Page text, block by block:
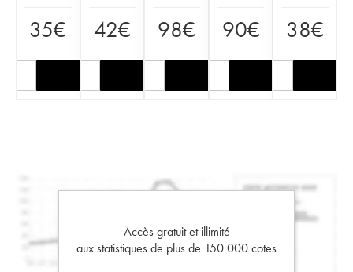
35€ 42€ 98€ 90€ 38€
Accès gratuit et illimité
aux statistiques de plus de 150 000 cotes